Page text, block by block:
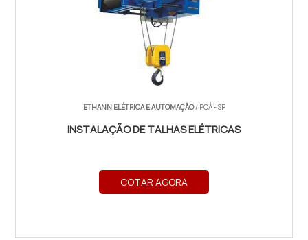
ETHANN ELÉTRICA E AUTOMAÇÃO/ POÁ - SP
INSTALAÇÃO DE TALHAS ELÉTRICAS
COTAR AGORA